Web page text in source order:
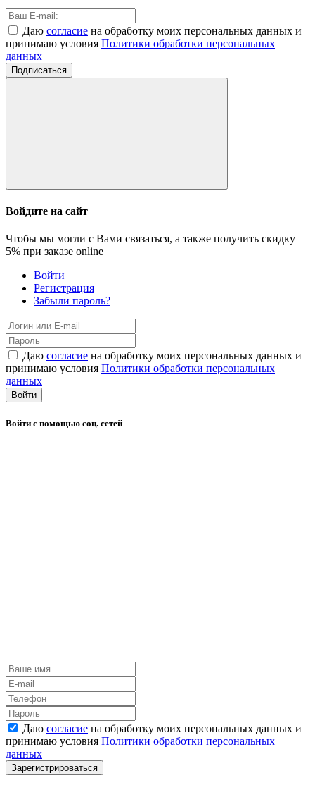
Даю согласие на обработку моих персональных данных и
принимаю условия Политики обработки персональных
данных
Подписаться
Войдите на сайт
Чтобы мы могли с Вами связаться, а также получить скидку
5% при заказе online
Войти
Регистрация
Забыли пароль?
Даю согласие на обработку моих персональных данных и
принимаю условия Политики обработки персональных
данных
Войти
Войти с помощью соц. сетей
Даю согласие на обработку моих персональных данных и
принимаю условия Политики обработки персональных
данных
Зарегистрироваться